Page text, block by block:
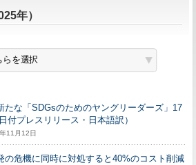
年）
たな「SDGsのためのヤングリーダーズ」17
付プレスリリース・日本語訳）
11月12日
の危機に同時に対処すると40%のコスト削減